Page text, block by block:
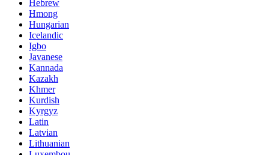
Hebrew
Hmong
Hungarian
Icelandic
Igbo
Javanese
Kannada
Kazakh
Khmer
Kurdish
Kyrgyz
Latin
Latvian
Lithuanian